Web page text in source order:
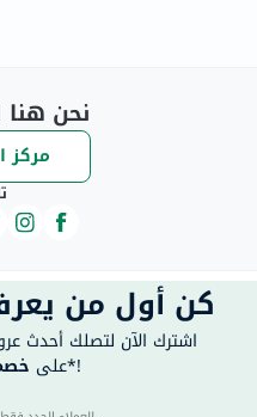
نحن
مركز
كن أول من
اشترك الآن لتصلك أحدث
على خصم 40٪ على مباشرةً*!